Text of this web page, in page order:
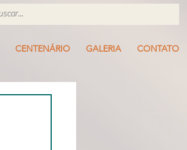
CENTENÁRIO GALERIA CONTATO